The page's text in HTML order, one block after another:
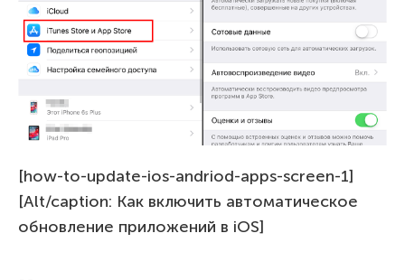
[how-to-update-ios-andriod-apps-screen-1]
[Alt/caption: Как включить автоматическое
обновление приложений в iOS]